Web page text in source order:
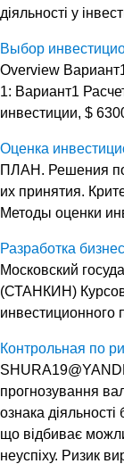
діяльності у
Выбор
Overview
1: Вариант1
инвестиции, $
Оценка
ПЛАН. Решения
их принятия.
Методы оценки
Разработка
Московский
(СТАНКИН)
инвестиционного
Контрольная по
прогнозування
ознака
що відбиває
неуспіху. Ризик